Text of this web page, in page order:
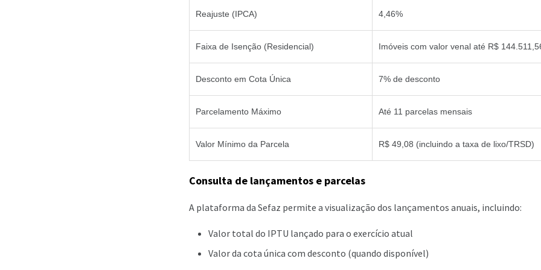
Reajuste (IPCA) 4,46%
Faixa de Isenção (Residencial) Imóveis com valor venal até R$
Desconto em Cota Única 7% de desconto
Parcelamento Máximo Até 11 parcelas mensais
Valor Mínimo da Parcela R$ 49,08 (incluindo a taxa de lixo/TRSD)
Consulta de lançamentos e parcelas
A plataforma da Sefaz permite a visualização dos lançamentos anuais, incluindo:
Valor total do IPTU lançado para o exercício atual
Valor da cota única com desconto (quando disponível)